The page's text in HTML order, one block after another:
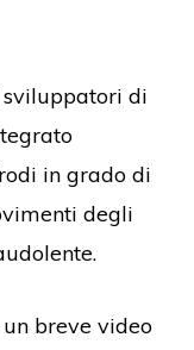
di
in grado di
degli
breve video